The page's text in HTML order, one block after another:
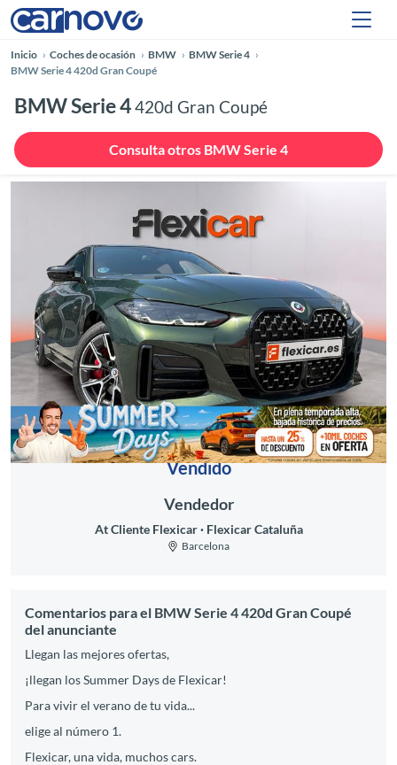
Inicio Coches de ocasión BMW
BMW Serie 4
BMW Serie 4 420d Gran Coupé
BMW Serie 4420d Gran Coupé
Consulta otros BMW Serie 4
Anterior
Vendido
Vendedor
At Cliente Flexicar Flexicar Cataluña
Barcelona
Comentarios para el BMW Serie 4 420d Gran Coupé
del anunciante
Llegan las mejores ofertas,
¡llegan los Summer Days de Flexicar!
Para vivir el verano de tu vida...
elige al número 1.
Flexicar, una vida, muchos cars.